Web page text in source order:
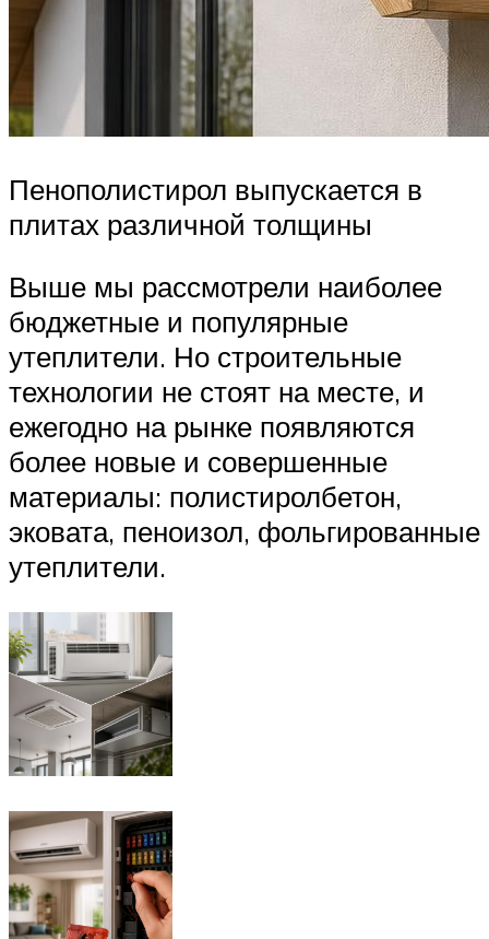
Пенополистирол выпускается в
плитах различной толщины
Выше мы рассмотрели наиболее
бюджетные и популярные
утеплители. Но строительные
технологии не стоят на месте, и
ежегодно на рынке появляются
более новые и совершенные
материалы: полистиролбетон,
эковата, пеноизол, фольгированные
утеплители.